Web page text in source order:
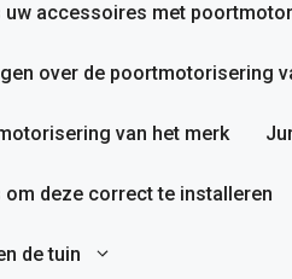
uw accessoires met
over de poortmotorisering
van het merk
deze correct te installeren
de tuin